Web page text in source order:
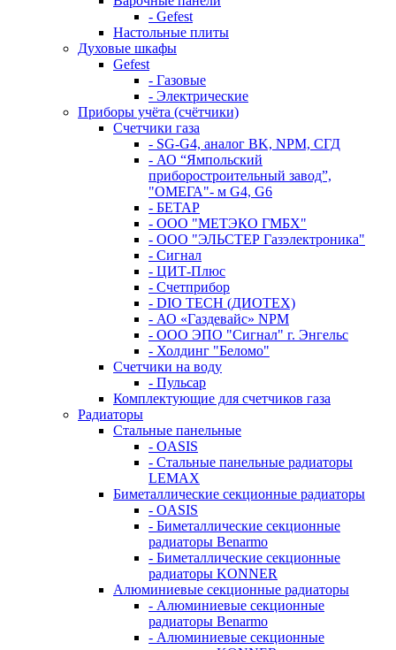
- Gefest
Настольные плиты
Духовые шкафы
Gefest
- Газовые
- Электрические
Приборы учёта (счётчики)
Счетчики газа
- SG-G4, аналог BK, NPM, СГД
- АО “Ямпольский
приборостроительный завод”,
"ОМЕГА"- м G4, G6
- БЕТАР
- ООО "МЕТЭКО ГМБХ"
- ООО "ЭЛЬСТЕР Газэлектроника"
- Сигнал
- ЦИТ-Плюс
- Счетприбор
- DIO TECH (ДИОТЕХ)
- АО «Газдевайс» NPM
- ООО ЭПО "Сигнал" г. Энгельс
- Холдинг "Беломо"
Счетчики на воду
- Пульсар
Комплектующие для счетчиков газа
Радиаторы
Стальные панельные
- OASIS
- Стальные панельные радиаторы
LEMAX
Биметаллические секционные радиаторы
- OASIS
- Биметаллические секционные
радиаторы Benarmo
- Биметаллические секционные
радиаторы KONNER
Алюминиевые секционные радиаторы
- Алюминиевые секционные
радиаторы Benarmo
- Алюминиевые секционные